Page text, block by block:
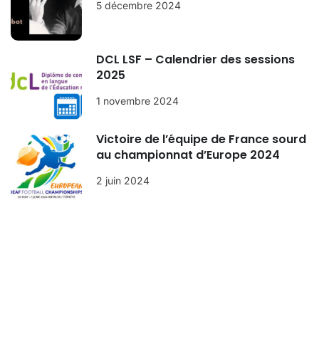
5 décembre 2024
DCL LSF – Calendrier des sessions
2025
1 novembre 2024
Victoire de l’équipe de France sourd
au championnat d’Europe 2024
2 juin 2024